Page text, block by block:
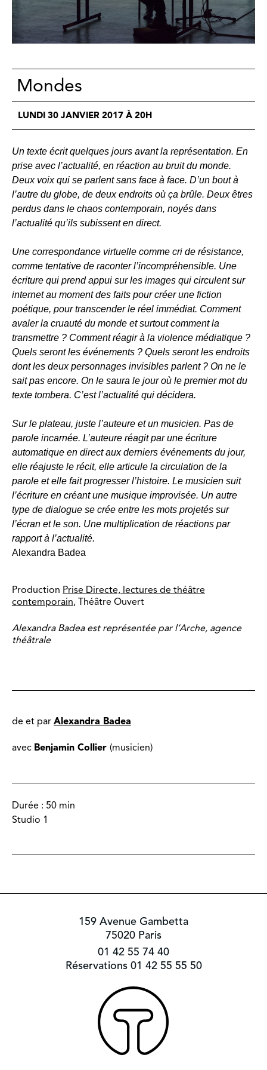
Mondes
LUNDI 30 JANVIER 2017 À 20H
Un texte écrit quelques jours avant la représentation. En
prise avec l’actualité, en réaction au bruit du monde.
Deux voix qui se parlent sans face à face. D’un bout à
l’autre du globe, de deux endroits où ça brûle. Deux êtres
perdus dans le chaos contemporain, noyés dans
l’actualité qu’ils subissent en direct.
Une correspondance virtuelle comme cri de résistance,
comme tentative de raconter l’incompréhensible. Une
écriture qui prend appui sur les images qui circulent sur
internet au moment des faits pour créer une fiction
poétique, pour transcender le réel immédiat. Comment
avaler la cruauté du monde et surtout comment la
transmettre ? Comment réagir à la violence médiatique ?
Quels seront les événements ? Quels seront les endroits
dont les deux personnages invisibles parlent ? On ne le
sait pas encore. On le saura le jour où le premier mot du
texte tombera. C’est l’actualité qui décidera.
Sur le plateau, juste l’auteure et un musicien. Pas de
parole incarnée. L’auteure réagit par une écriture
automatique en direct aux derniers événements du jour,
elle réajuste le récit, elle articule la circulation de la
parole et elle fait progresser l’histoire. Le musicien suit
l’écriture en créant une musique improvisée. Un autre
type de dialogue se crée entre les mots projetés sur
l’écran et le son. Une multiplication de réactions par
rapport à l’actualité.
Alexandra Badea
Production Prise Directe, lectures de théâtre
contemporain, Théâtre Ouvert
Alexandra Badea est représentée par l’Arche, agence
théâtrale
de et par Alexandra Badea
avec Benjamin Collier (musicien)
Durée : 50 min
Studio 1
159 Avenue Gambetta
75020 Paris
01 42 55 74 40
Réservations 01 42 55 55 50